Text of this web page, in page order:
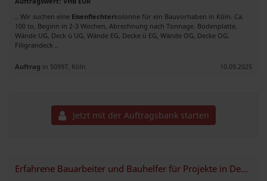
.. Wir suchen eine Eisenflechterkolonne für ein Bauvorhaben in Köln. Ca.
100 to, Beginn in 2-3 Wochen, Abrechnung nach Tonnage. Bodenplatte,
Wände UG, Deck ü UG, Wände EG, Decke ü EG, Wände OG, Decke OG.
Filigrandeck ..
Auftrag in 50997, Köln 10.09.2025
Jetzt mit der Auftragsbank starten
Erfahrene Bauarbeiter und Bauhelfer für Projekte in Deutschland verfüg